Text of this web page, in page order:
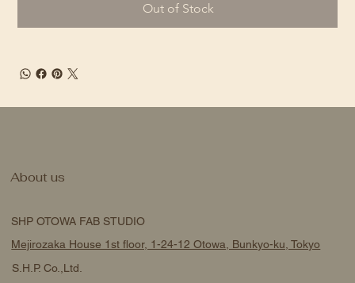
Out of Stock
SHP OTOWA FAB STUDIO
Mejirozaka House 1st floor, 1-24-12 Otowa, Bunkyo-ku, Tokyo
S.H.P. Co.,Ltd.
About us